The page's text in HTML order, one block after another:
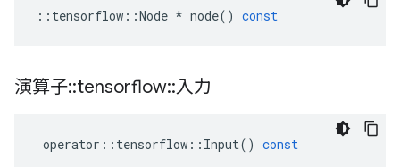
:: tensorflow ::Node * node() const
演算子::tensorflow::入力
operator :: tensorflow :: Input() const